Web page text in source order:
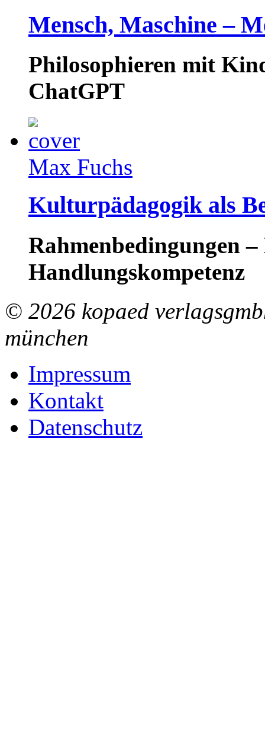
Mensch, Maschine –
Philosophieren mit
ChatGPT
Max Fuchs
Kulturpädagogik als
Rahmenbedingungen
Handlungskompetenz
© 2026 kopaed
münchen
Impressum
Kontakt
Datenschutz